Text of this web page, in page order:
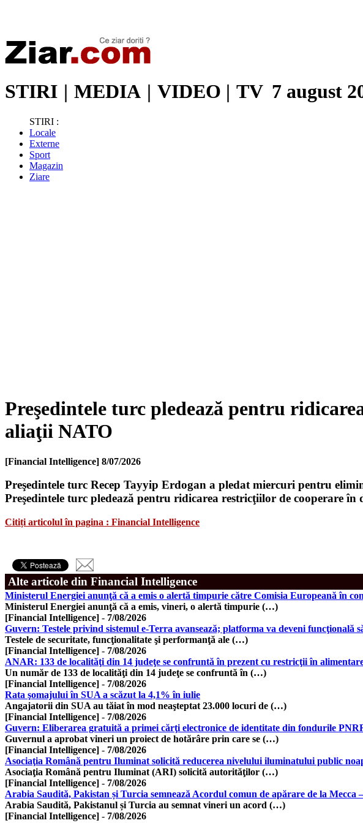
STIRI | MEDIA | VIDEO | TV 7 august
STIRI :
Locale
Externe
Sport
Magazin
Ziare
Preşedintele turc pledează pentru
aliaţii NATO
[Financial Intelligence] 8/07/2026
Preşedintele turc Recep Tayyip Erdogan a pledat miercuri pentru
Preşedintele turc pledează pentru ridicarea restricţiilor de cooperare
Citiți articolul în pagina : Financial Intelligence
Alte articole din Financial Intelligence
Ministerul Energiei anunţă că a emis o alertă timpurie către Comisia Europeană în
Ministerul Energiei anunţă că a emis, vineri, o alertă timpurie (…)
[Financial Intelligence] - 7/08/2026
Guvern: Testele privind sistemul e-Terra avansează; platforma va deveni funcţională
Testele de securitate, funcţionalitate şi performanţă ale (…)
[Financial Intelligence] - 7/08/2026
ANAR: 133 de localităţi din 14 judeţe se confruntă în prezent cu restricţii în
Un număr de 133 de localităţi din 14 judeţe se confruntă în (…)
[Financial Intelligence] - 7/08/2026
Rata şomajului în SUA a scăzut la 4,1% în iulie
Angajatorii din SUA au tăiat în mod neaşteptat 23.000 locuri de (…)
[Financial Intelligence] - 7/08/2026
Guvern: Eliberarea gratuită a primei cărţi electronice de identitate din fondurile
Guvernul a aprobat vineri un proiect de hotărâre prin care se (…)
[Financial Intelligence] - 7/08/2026
Asociaţia Română pentru Iluminat solicită reducerea nivelului iluminatului public
Asociaţia Română pentru Iluminat (ARI) solicită autorităţilor (…)
[Financial Intelligence] - 7/08/2026
Arabia Saudită, Pakistan și Turcia semnează Acordul comun de apărare de la
Arabia Saudită, Pakistanul și Turcia au semnat vineri un acord (…)
[Financial Intelligence] - 7/08/2026